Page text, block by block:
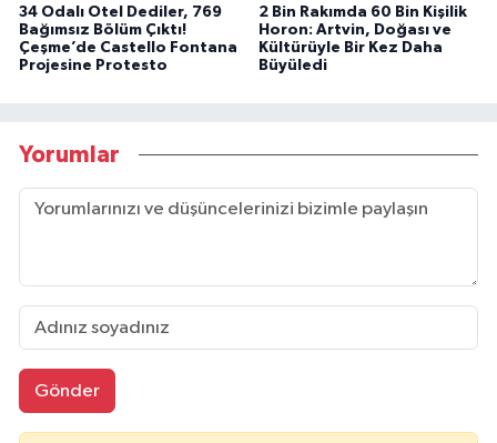
34 Odalı Otel Dediler, 769
Bağımsız Bölüm Çıktı!
Çeşme’de Castello Fontana
Projesine Protesto
2 Bin Rakımda 60 Bin Kişilik
Horon: Artvin, Doğası ve
Kültürüyle Bir Kez Daha
Büyüledi
Yorumlar
Gönder